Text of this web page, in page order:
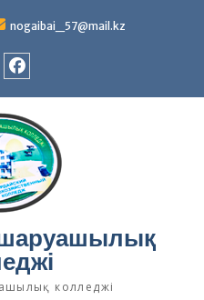
nogaibai_57@mail.kz
колледжі